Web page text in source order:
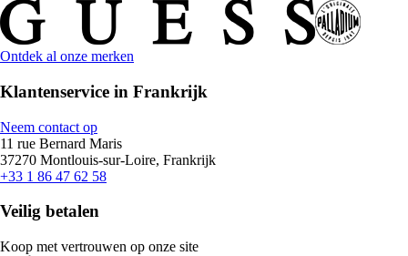
Ontdek al onze merken
Klantenservice in Frankrijk
Neem contact op
11 rue Bernard Maris
37270 Montlouis-sur-Loire, Frankrijk
+33 1 86 47 62 58
Veilig betalen
Koop met vertrouwen op onze site